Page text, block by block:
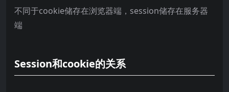
不同于cookie储存在浏览器端，session储存在服务器
端
Session和cookie的关系